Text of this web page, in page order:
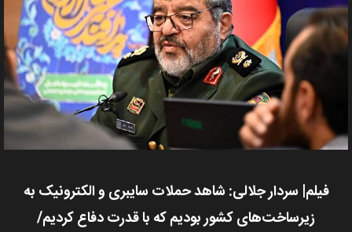
فیلم| سردار جلالی: شاهد حملات سایبری و الکترونیک به
زیرساخت‌های کشور بودیم که با قدرت دفاع کردیم/